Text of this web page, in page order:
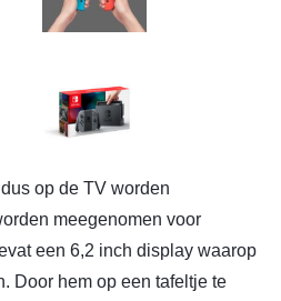
op de TV worden
meegenomen voor
een 6,2 inch display waarop
Door hem op een tafeltje te